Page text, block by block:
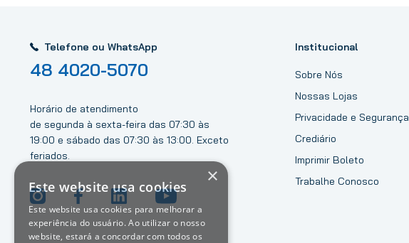
Telefone ou WhatsApp
48 4020-5070
Horário de atendimento
de segunda à sexta-feira das 07:30 às
19:00 e sábado das 07:30 às 13:00. Exceto
feriados.
Institucional
Sobre Nós
Nossas Lojas
Privacidade e Segurança
Crediário
Imprimir Boleto
Trabalhe Conosco
×
Este website usa cookies
Este website usa cookies para melhorar a
experiência do usuário. Ao utilizar o nosso
website, estará a concordar com todos os